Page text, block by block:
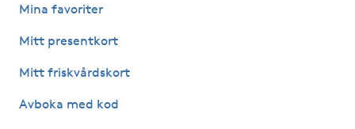
LED-ljusterapi
Liktornar
Mina favoriter
Mitt presentkort
Mitt friskvårdskort
Avboka med kod